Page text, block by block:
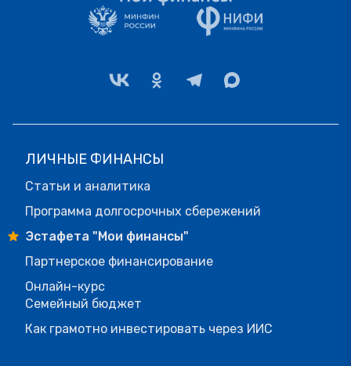
ЛИЧНЫЕ ФИНАНСЫ
Статьи и аналитика
Программа долгосрочных сбережений
Эстафета "Мои финансы"
Партнерское финансирование
Онлайн-курс
Семейный бюджет
Как грамотно инвестировать через ИИС